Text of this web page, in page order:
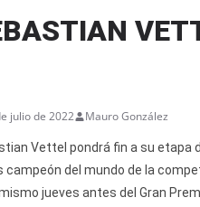
julio de 2022 Mauro González
Vettel pondrá fin a su etapa
campeón del mundo de la
jueves antes del Gran